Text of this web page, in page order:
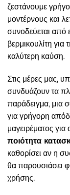
ζεστάνουμε
μοντέρνους και
συνοδεύεται από
βερμικουλίτη για
καλύτερη καύση.
Στις μέρες μας,
συνδυάζουν τα
παράδειγμα, μια
για γρήγορη
μαγειρέματος
ποιότητα
καθορίσει αν η
θα παρουσιάσει
χρήσης.